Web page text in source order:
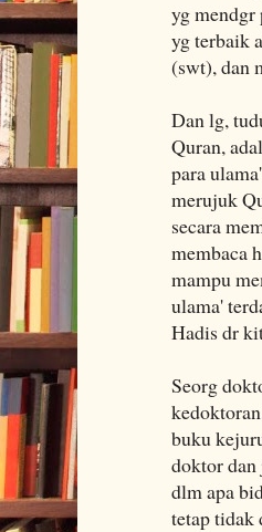
yg mendgr
yg terbaik
(swt), dan
Dan lg,
Quran,
para
merujuk
secara
membaca
mampu
ulama'
Hadis dr
Seorg
buku
doktor
dlm apa
tetap tidak